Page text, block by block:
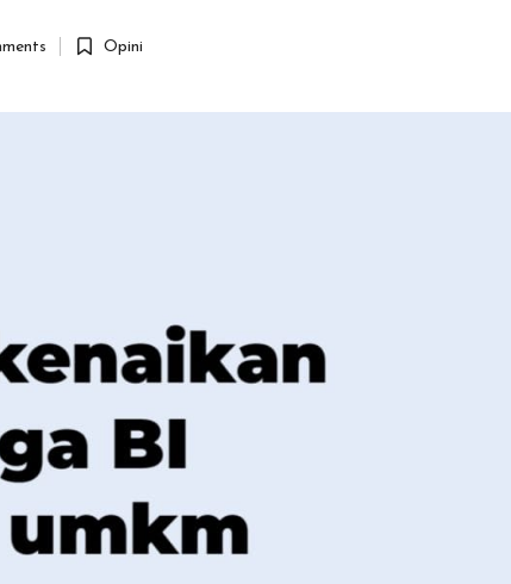
Posted
Opini